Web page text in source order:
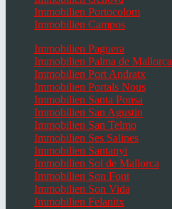
Immobilien Portocolom
Immobilien Campos
Immobilien Paguera
Immobilien Palma de Mallorca
Immobilien Port Andratx
Immobilien Portals Nous
Immobilien Santa Ponsa
Immobilien San Agustin
Immobilien San Telmo
Immobilien Ses Salines
Immobilien Santanyi
Immobilien Sol de Mallorca
Immobilien Son Font
Immobilien Son Vida
Immobilien Felanitx